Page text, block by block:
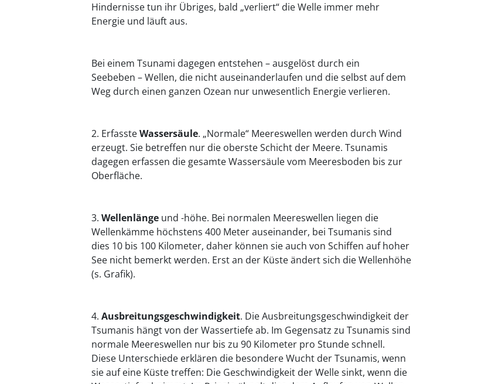
Hindernisse tun ihr Übriges, bald „verliert“ die Welle immer mehr
Energie und läuft aus.
Bei einem Tsunami dagegen entstehen – ausgelöst durch ein
Seebeben – Wellen, die nicht auseinanderlaufen und die selbst auf dem
Weg durch einen ganzen Ozean nur unwesentlich Energie verlieren.
2. ErfassteWassersäule. „Normale“ Meereswellen werden durch Wind
erzeugt. Sie betreffen nur die oberste Schicht der Meere. Tsunamis
dagegen erfassen die gesamte Wassersäule vom Meeresboden bis zur
Oberfläche.
3. Wellenlänge und -höhe. Bei normalen Meereswellen liegen die
Wellenkämme höchstens 400 Meter auseinander, bei Tsumanis sind
dies 10 bis 100 Kilometer, daher können sie auch von Schiffen auf hoher
See nicht bemerkt werden. Erst an der Küste ändert sich die Wellenhöhe
(s. Grafik).
4. Ausbreitungsgeschwindigkeit. Die Ausbreitungsgeschwindigkeit der
Tsumanis hängt von der Wassertiefe ab. Im Gegensatz zu Tsunamis sind
normale Meereswellen nur bis zu 90 Kilometer pro Stunde schnell.
Diese Unterschiede erklären die besondere Wucht der Tsunamis, wenn
sie auf eine Küste treffen: Die Geschwindigkeit der Welle sinkt, wenn die